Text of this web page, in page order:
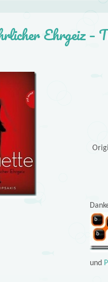
Ehrgeiz –
und